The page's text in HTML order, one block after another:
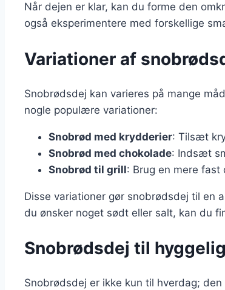
Når dejen er klar, kan du forme den
også eksperimentere med forskellige
Variationer af
Snobrødsdej kan varieres på mange
nogle populære variationer:
Snobrød med krydderier: Tilsæt
Snobrød med chokolade: Indsæt
Snobrød til grill: Brug en mere
Disse variationer gør snobrødsdej til en
du ønsker noget sødt eller salt, kan du
Snobrødsdej til
Snobrødsdej er ikke kun til hverdag;